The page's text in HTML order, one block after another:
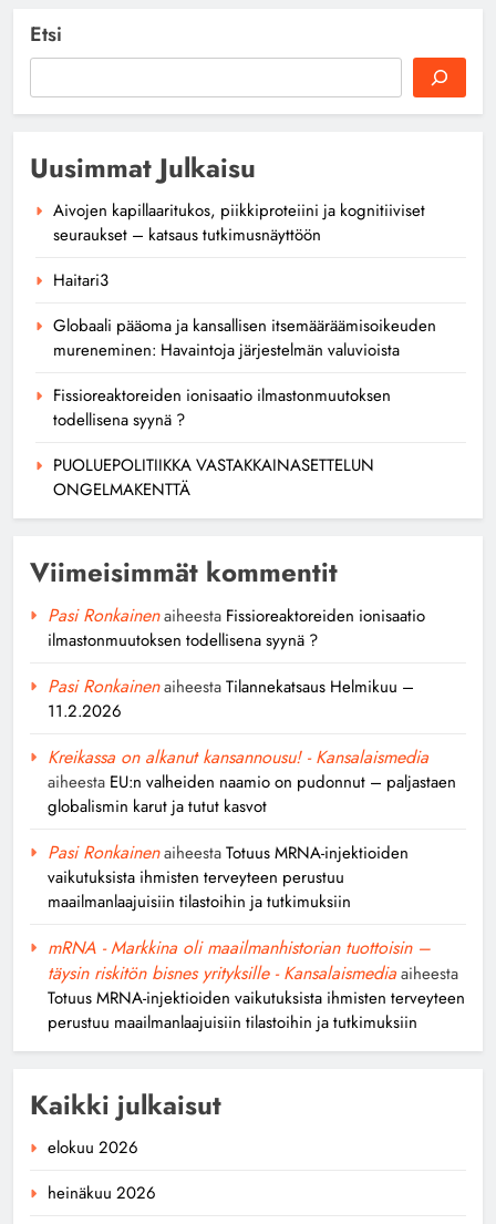
Etsi
Uusimmat Julkaisu
Aivojen kapillaaritukos, piikkiproteiini ja kognitiiviset
seuraukset – katsaus tutkimusnäyttöön
Haitari3
Globaali pääoma ja kansallisen itsemääräämisoikeuden
mureneminen: Havaintoja järjestelmän valuvioista
Fissioreaktoreiden ionisaatio ilmastonmuutoksen
todellisena syynä ?
PUOLUEPOLITIIKKA VASTAKKAINASETTELUN
ONGELMAKENTTÄ
Viimeisimmät kommentit
Pasi Ronkainenaiheesta Fissioreaktoreiden ionisaatio
ilmastonmuutoksen todellisena syynä ?
Pasi RonkainenaiheestaTilannekatsaus Helmikuu –
11.2.2026
Kreikassa on alkanut kansannousu! - Kansalaismedia
aiheesta EU:n valheiden naamio on pudonnut – paljastaen
globalismin karut ja tutut kasvot
Pasi RonkainenaiheestaTotuus MRNA-injektioiden
vaikutuksista ihmisten terveyteen perustuu
maailmanlaajuisiin tilastoihin ja tutkimuksiin
mRNA - Markkina oli maailmanhistorian tuottoisin –
täysin riskitön bisnes yrityksille - Kansalaismediaaiheesta
Totuus MRNA-injektioiden vaikutuksista ihmisten terveyteen
perustuu maailmanlaajuisiin tilastoihin ja tutkimuksiin
Kaikki julkaisut
elokuu 2026
heinäkuu 2026